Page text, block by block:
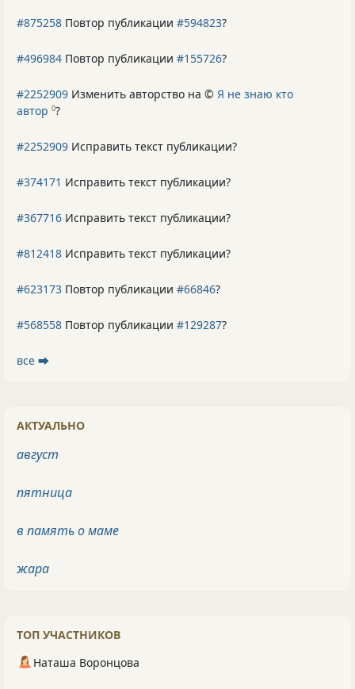
#875258 Повтор публикации #594823?
#496984 Повтор публикации #155726?
#2252909 Изменить авторство на © Я не знаю кто
автор 0?
#2252909 Исправить текст публикации?
#374171 Исправить текст публикации?
#367716 Исправить текст публикации?
#812418 Исправить текст публикации?
#623173 Повтор публикации #66846?
#568558 Повтор публикации #129287?
все ⮕
АКТУАЛЬНО
август
пятница
в память о маме
жара
ТОП УЧАСТНИКОВ
Наташа Воронцова